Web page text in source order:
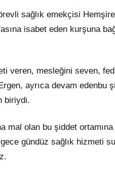
sağlık emekçisi
isabet eden kurşuna
veren, mesleğini seven,
ayrıca devam edenbu
biriydi.
mal olan bu şiddet
gündüz sağlık hizmeti